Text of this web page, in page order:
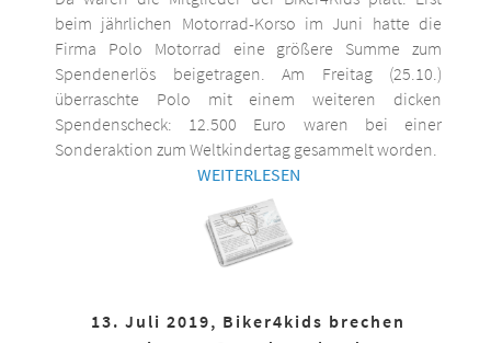
beim jährlichen Motorrad-Korso im Juni hatte die
Firma Polo Motorrad eine größere Summe zum
Spendenerlös beigetragen. Am Freitag (25.10.)
überraschte Polo mit einem weiteren dicken
Spendenscheck: 12.500 Euro waren bei einer
Sonderaktion zum Weltkindertag gesammelt worden.
WEITERLESEN
13. Juli 2019, Biker4kids brechen